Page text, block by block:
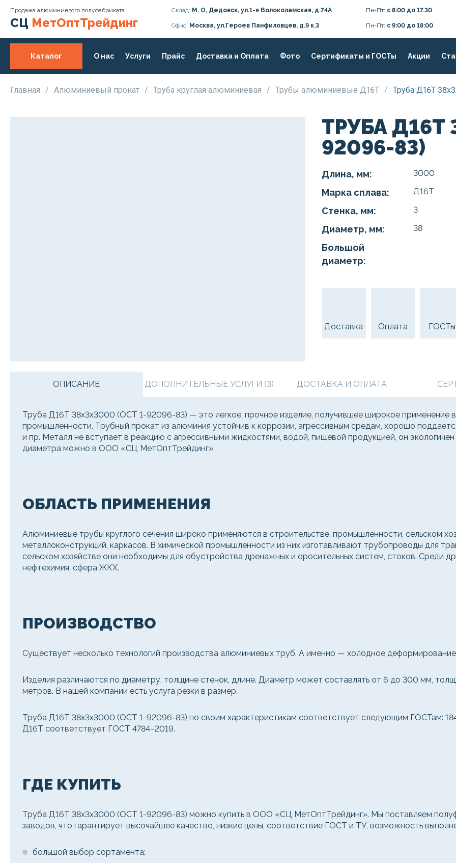
Продажа алюминиевого полуфабриката
СЦ МетОптТрейдинг
Склад: М. О, Дедовск, ул.1-я Волоколамская, д.74А
Офис: Москва, ул.Героев Панфиловцев, д.9 к.3
Пн-Пт: с 8:00 до 17.30
Пн-Пт: с 9:00 до 18:00
Каталог О нас Услуги Прайс Доставка и Оплата Фото Сертификаты и ГОСТы Акции
Главная / Алюминиевый прокат / Труба круглая алюминиевая / Трубы алюминиевые Д16Т / Труба Д16Т
ТРУБА Д16Т
92096-83)
Длина, мм: 3000
Марка сплава: Д16Т
Стенка, мм: 3
Диаметр, мм: 38
Большой
диаметр:
Доставка Оплата ГОСТы
ОПИСАНИЕ ДОПОЛНИТЕЛЬНЫЕ УСЛУГИ (3) ДОСТАВКА И ОПЛАТА
Труба Д16Т 38х3х3000 (ОСТ 1-92096-83) — это легкое, прочное изделие, получившее широкое применение в
промышленности. Трубный прокат из алюминия устойчив к коррозии, агрессивным средам, хорошо
и пр. Металл не вступает в реакцию с агрессивными жидкостями, водой, пищевой продукцией, он
диаметра можно в ООО «СЦ МетОптТрейдинг».
ОБЛАСТЬ ПРИМЕНЕНИЯ
Алюминиевые трубы круглого сечения широко применяются в строительстве, промышленности, сельском
металлоконструкций, каркасов. В химической промышленности из них изготавливают трубопроводы для
сельском хозяйстве они необходимы для обустройства дренажных и оросительных систем, стоков. Среди
нефтехимия, сфера ЖКХ.
ПРОИЗВОДСТВО
Существует несколько технологий производства алюминиевых труб. А именно — холодное
Изделия различаются по диаметру, толщине стенок, длине. Диаметр может составлять от 6 до 300 мм,
метров. В нашей компании есть услуга резки в размер.
Труба Д16Т 38х3х3000 (ОСТ 1-92096-83) по своим характеристикам соответствует следующим ГОСТам:
Д16Т соответствует ГОСТ 4784–2019.
ГДЕ КУПИТЬ
Труба Д16Т 38х3х3000 (ОСТ 1-92096-83) можно купить в ООО «СЦ МетОптТрейдинг». Мы поставляем
заводов, что гарантирует высочайшее качество, низкие цены, соответствие ГОСТ и ТУ, возможность
большой выбор сортамента;